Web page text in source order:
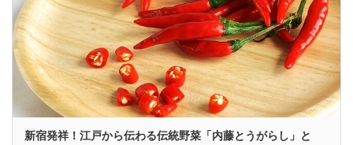
新宿発祥！江戸から伝わる伝統野菜「内藤とうがらし」と